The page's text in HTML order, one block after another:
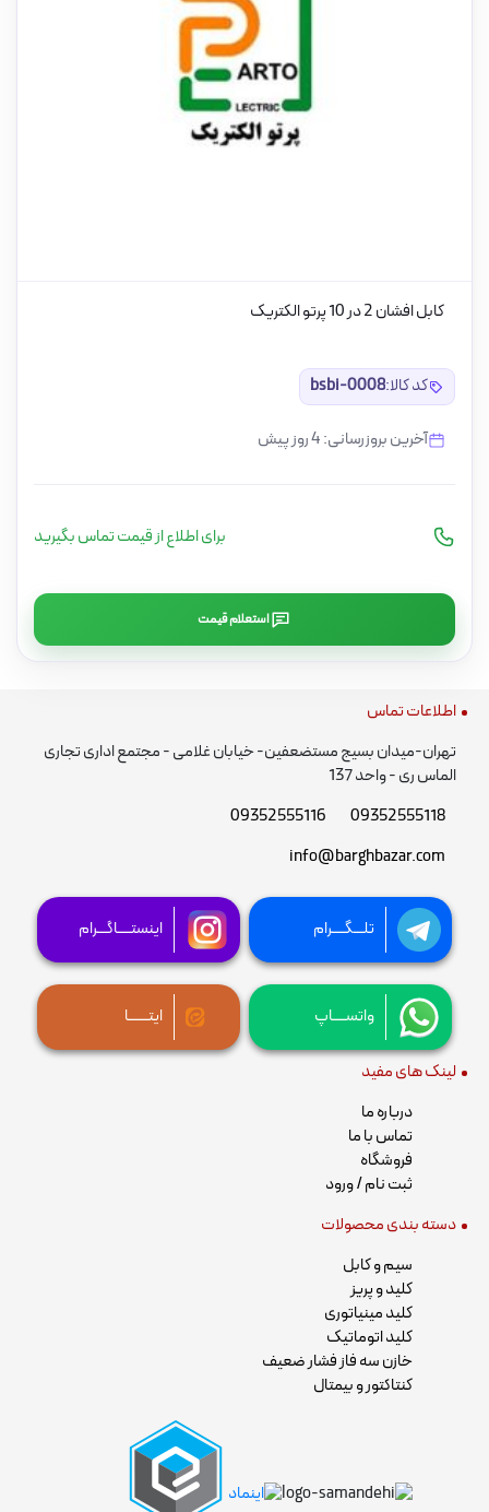
کابل افشان 2 در 10 پرتو الکتریک
کد کالا:bsbi-0008
آخرین بروزرسانی: 4 روز پیش
برای اطلاع از قیمت تماس بگیرید
استعلام قیمت
اطلاعات تماس
تهران-میدان بسیج مستضعفین- خیابان غلامی - مجتمع اداری تجاری
الماس ری - واحد 137
09352555118
09352555116
info@barghbazar.com
تلـــگــــرام اینستــــاگـــرام
واتســــاپ ایتــــــا
لینک های مفید
درباره ما
تماس با ما
فروشگاه
ثبت نام / ورود
دسته بندی محصولات
سیم و کابل
کلید و پریز
کلید مینیاتوری
کلید اتوماتیک
خازن سه فاز فشار ضعیف
کنتاکتور و بیمتال